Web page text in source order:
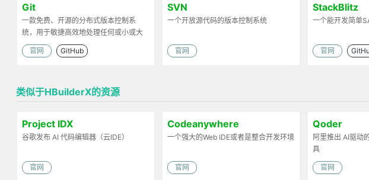
Git
一款免费、开源的分布式版本控制系
统，用于敏捷高效地处理任何或小或大
的项目。
官网 GitHub
SVN
一个开放源代码的版本控制系统
官网
StackBlitz
一个能开发简单
官网
类似于HBuilderX的资源
Project IDX
谷歌发布 AI 代码编辑器（云IDE）
官网
Codeanywhere
一个强大的Web IDE或者是整合开发环境
官网
Qoder
阿里推出 AI驱动
具
官网